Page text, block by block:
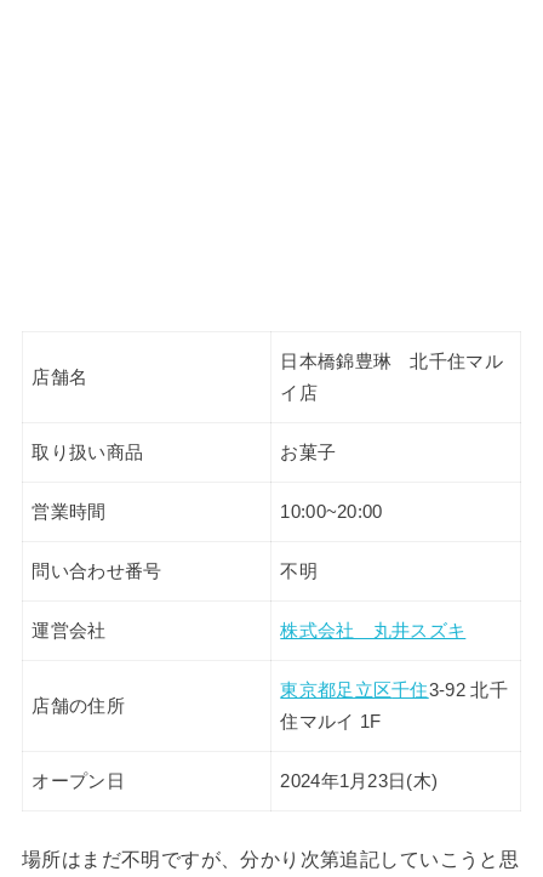
店舗名
日本橋錦豊琳 北千住マル
イ店
取り扱い商品 お菓子
営業時間 10:00~20:00
問い合わせ番号 不明
運営会社 株式会社 丸井スズキ
店舗の住所
東京都足立区千住3-92 北千
住マルイ 1F
オープン日 2024年1月23日(木)
場所はまだ不明ですが、分かり次第追記していこうと思